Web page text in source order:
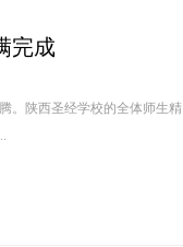
完成
。陕西圣经学校的全体师生精